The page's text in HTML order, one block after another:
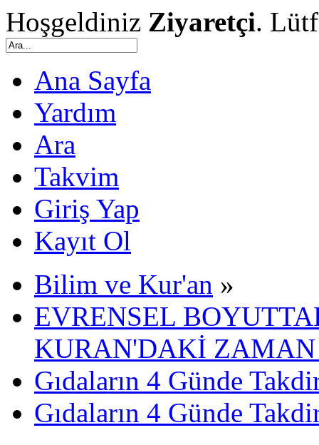
Hoşgeldiniz Ziyaretçi.
Ana Sayfa
Yardım
Ara
Takvim
Giriş Yap
Kayıt Ol
Bilim ve Kur'an »
EVRENSEL
KURAN'DAKİ
Gıdaların 4 Günde
Gıdaların 4 Günde